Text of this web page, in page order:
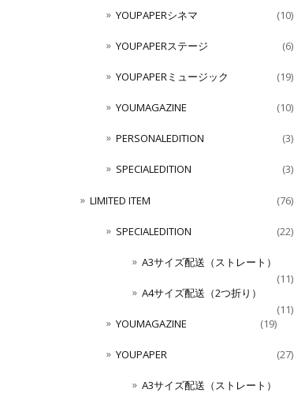
YOUPAPERシネマ (10)
YOUPAPERステージ (6)
YOUPAPERミュージック (19)
YOUMAGAZINE (10)
PERSONALEDITION (3)
SPECIALEDITION (3)
LIMITED ITEM (76)
SPECIALEDITION (22)
A3サイズ配送（ストレート）
(11)
A4サイズ配送（2つ折り）
(11)
YOUMAGAZINE
(19)
YOUPAPER (27)
A3サイズ配送（ストレート）